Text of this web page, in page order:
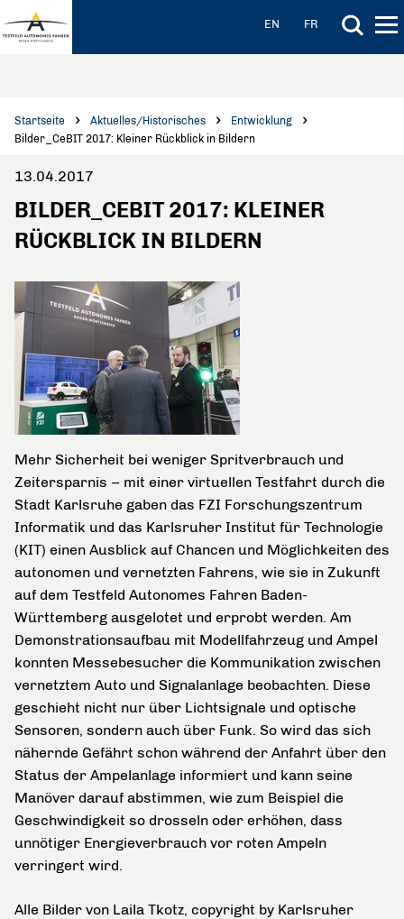
EN FR
Startseite Aktuelles/Historisches
Entwicklung
Bilder_CeBIT 2017: Kleiner Rückblick in Bildern
13.04.2017
BILDER_CEBIT 2017: KLEINER
RÜCKBLICK IN BILDERN
Mehr Sicherheit bei weniger Spritverbrauch und
Zeitersparnis – mit einer virtuellen Testfahrt durch die
Stadt Karlsruhe gaben das FZI Forschungszentrum
Informatik und das Karlsruher Institut für Technologie
(KIT) einen Ausblick auf Chancen und Möglichkeiten des
autonomen und vernetzten Fahrens, wie sie in Zukunft
auf dem Testfeld Autonomes Fahren Baden-
Württemberg ausgelotet und erprobt werden. Am
Demonstrationsaufbau mit Modellfahrzeug und Ampel
konnten Messebesucher die Kommunikation zwischen
vernetztem Auto und Signalanlage beobachten. Diese
geschieht nicht nur über Lichtsignale und optische
Sensoren, sondern auch über Funk. So wird das sich
nähernde Gefährt schon während der Anfahrt über den
Status der Ampelanlage informiert und kann seine
Manöver darauf abstimmen, wie zum Beispiel die
Geschwindigkeit so drosseln oder erhöhen, dass
unnötiger Energieverbrauch vor roten Ampeln
verringert wird.
Alle Bilder von Laila Tkotz, copyright by Karlsruher